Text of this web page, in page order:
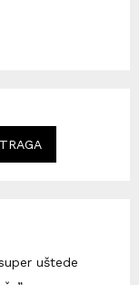
uštede